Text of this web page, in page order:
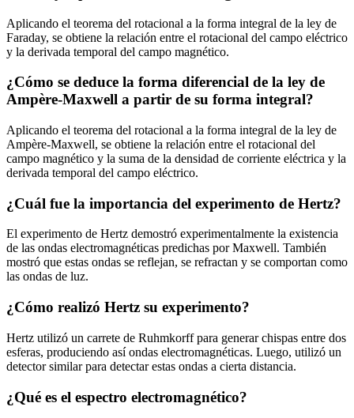
Aplicando el teorema del rotacional a la forma integral de la ley de
Faraday, se obtiene la relación entre el rotacional del campo eléctrico
y la derivada temporal del campo magnético.
¿Cómo se deduce la forma diferencial de la ley de
Ampère-Maxwell a partir de su forma integral?
Aplicando el teorema del rotacional a la forma integral de la ley de
Ampère-Maxwell, se obtiene la relación entre el rotacional del
campo magnético y la suma de la densidad de corriente eléctrica y la
derivada temporal del campo eléctrico.
¿Cuál fue la importancia del experimento de Hertz?
El experimento de Hertz demostró experimentalmente la existencia
de las ondas electromagnéticas predichas por Maxwell. También
mostró que estas ondas se reflejan, se refractan y se comportan como
las ondas de luz.
¿Cómo realizó Hertz su experimento?
Hertz utilizó un carrete de Ruhmkorff para generar chispas entre dos
esferas, produciendo así ondas electromagnéticas. Luego, utilizó un
detector similar para detectar estas ondas a cierta distancia.
¿Qué es el espectro electromagnético?